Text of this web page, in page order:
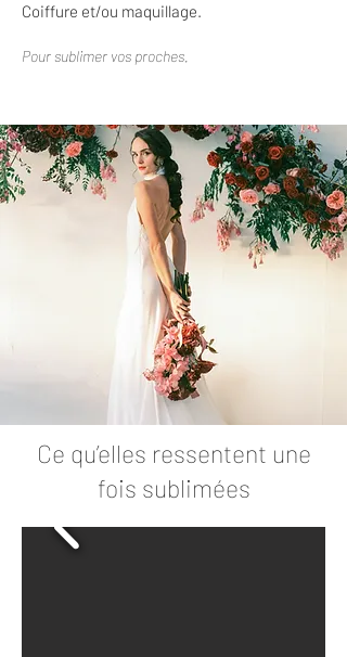
Coiffure et/ou maquillage.
Pour sublimer vos proches.
Ce qu’elles ressentent une
fois sublimées